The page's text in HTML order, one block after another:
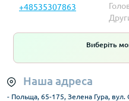
+48535307863
Виберіть
Наша адреса
- Польща, 65-175, Зелена Гура, вул.